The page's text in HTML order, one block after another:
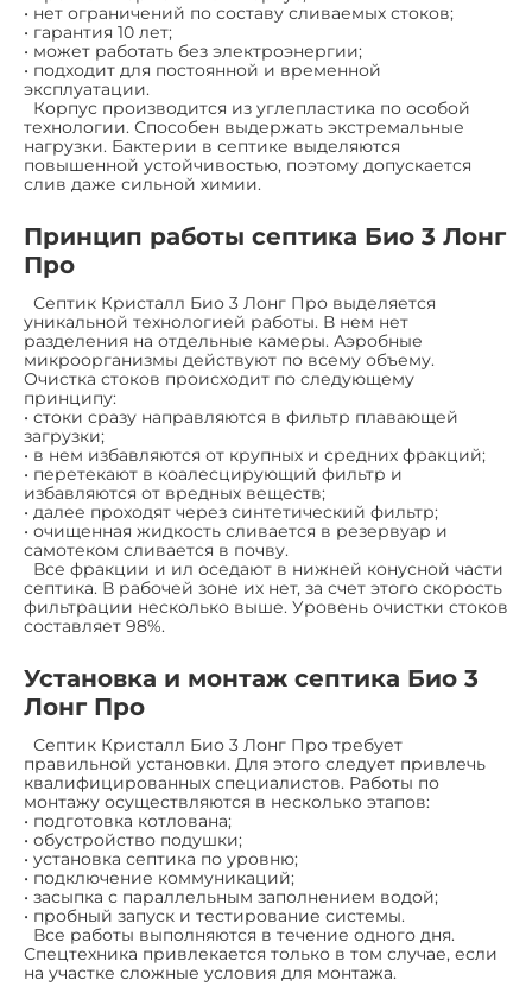
• нет ограничений по составу сливаемых стоков;
• гарантия 10 лет;
• может работать без электроэнергии;
• подходит для постоянной и временной
эксплуатации.
Корпус производится из углепластика по особой
технологии. Способен выдержать экстремальные
нагрузки. Бактерии в септике выделяются
повышенной устойчивостью, поэтому допускается
слив даже сильной химии.
Принцип работы септика Био 3 Лонг
Про
Септик Кристалл Био 3 Лонг Про выделяется
уникальной технологией работы. В нем нет
разделения на отдельные камеры. Аэробные
микроорганизмы действуют по всему объему.
Очистка стоков происходит по следующему
принципу:
• стоки сразу направляются в фильтр плавающей
загрузки;
• в нем избавляются от крупных и средних фракций;
• перетекают в коалесцирующий фильтр и
избавляются от вредных веществ;
• далее проходят через синтетический фильтр;
• очищенная жидкость сливается в резервуар и
самотеком сливается в почву.
Все фракции и ил оседают в нижней конусной части
септика. В рабочей зоне их нет, за счет этого скорость
фильтрации несколько выше. Уровень очистки стоков
составляет 98%.
Установка и монтаж септика Био 3
Лонг Про
Септик Кристалл Био 3 Лонг Про требует
правильной установки. Для этого следует привлечь
квалифицированных специалистов. Работы по
монтажу осуществляются в несколько этапов:
• подготовка котлована;
• обустройство подушки;
• установка септика по уровню;
• подключение коммуникаций;
• засыпка с параллельным заполнением водой;
• пробный запуск и тестирование системы.
Все работы выполняются в течение одного дня.
Спецтехника привлекается только в том случае, если
на участке сложные условия для монтажа.